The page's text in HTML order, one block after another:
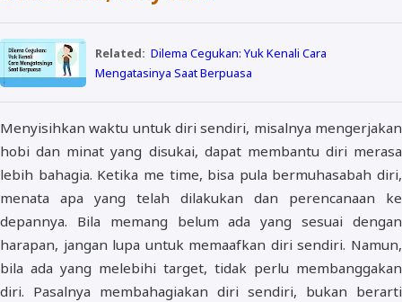
Related: Dilema Cegukan: Yuk Kenali Cara
Mengatasinya Saat Berpuasa
Menyisihkan waktu untuk diri sendiri, misalnya mengerjakan
hobi dan minat yang disukai, dapat membantu diri merasa
lebih bahagia. Ketika me time, bisa pula bermuhasabah diri,
menata apa yang telah dilakukan dan perencanaan ke
depannya. Bila memang belum ada yang sesuai dengan
harapan, jangan lupa untuk memaafkan diri sendiri. Namun,
bila ada yang melebihi target, tidak perlu membanggakan
diri. Pasalnya membahagiakan diri sendiri, bukan berarti